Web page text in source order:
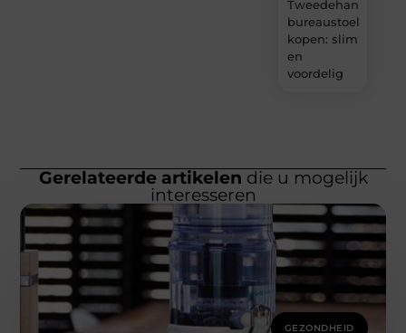
Tweedehands
bureaustoel
kopen: slim
en
voordelig
Gerelateerde artikelen die u mogelijk
interesseren
GEZONDHEID